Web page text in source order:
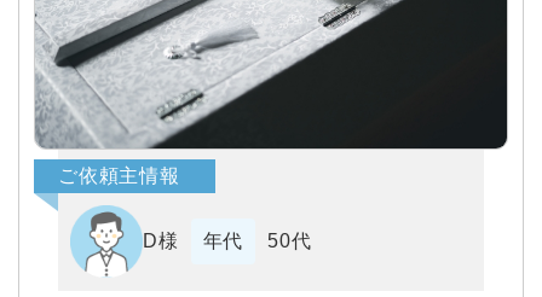
ご依頼主情報
D様 年代 50代